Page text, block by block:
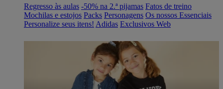
Regresso às aulas -50% na 2.ª pijamas Fatos de treino
Mochilas e estojos Packs Personagens Os nossos Essenciais
Personalize seus itens! Adidas Exclusivos Web